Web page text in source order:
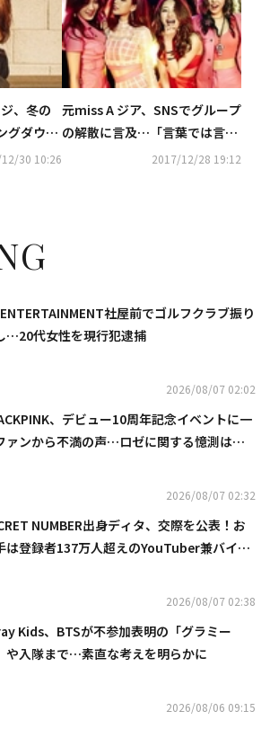
、冬の
グダウン
30 10:26
元miss A ジア、SNSでグループ
の解散に言及…「言葉では言い
2017/12/28 19:12
社屋前でゴルフクラブ振り
…20代女性を現行犯逮捕
2026/08/07 02:02
、デビュー10周年記念イベントに一
ァンから不満の声…ロゼに関する憶測は否
2026/08/07 02:32
NUMBER出身ディタ、交際を公表！お
は登録者137万人超えのYouTuber兼バイオ
2026/08/07 02:38
Kids、BTSが不参加表明の「グラミー
や入隊まで…素直な考えを明らかに
2026/08/06 09:15